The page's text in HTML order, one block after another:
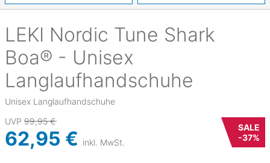
LEKI Nordic Tune Shark
Boa® - Unisex
Langlaufhandschuhe
Unisex Langlaufhandschuhe
UVP 99,95 €
62,95 € inkl. MwSt.
SALE
-37%